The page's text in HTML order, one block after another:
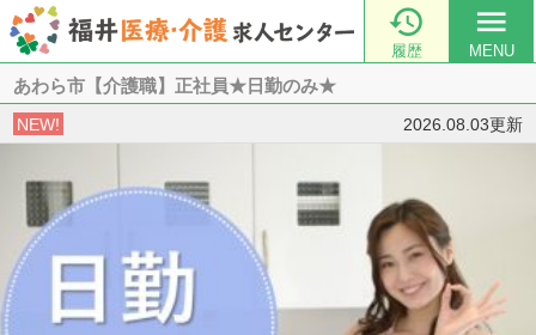

履歴
menu
MENU
あわら市【介護職】正社員★日勤のみ★
NEW! 2026.08.03更新